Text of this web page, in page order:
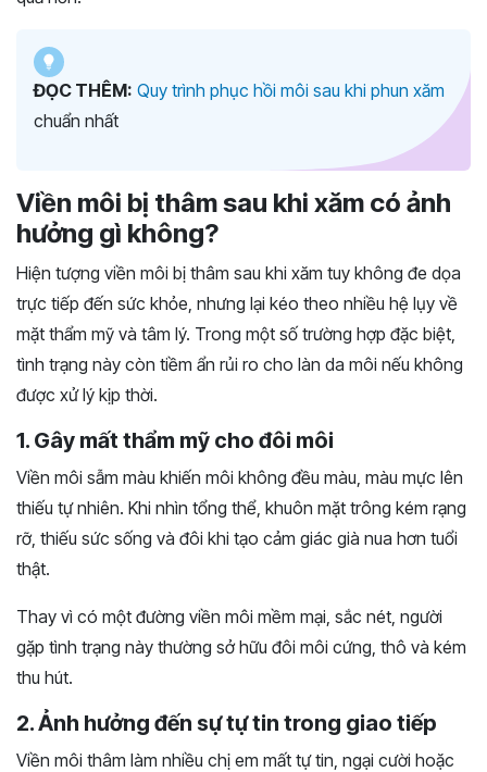
ĐỌC THÊM: Quy trình phục hồi môi sau khi phun xăm
chuẩn nhất
Viền môi bị thâm sau khi xăm có ảnh
hưởng gì không?
Hiện tượng viền môi bị thâm sau khi xăm tuy không đe dọa
trực tiếp đến sức khỏe, nhưng lại kéo theo nhiều hệ lụy về
mặt thẩm mỹ và tâm lý. Trong một số trường hợp đặc biệt,
tình trạng này còn tiềm ẩn rủi ro cho làn da môi nếu không
được xử lý kịp thời.
1. Gây mất thẩm mỹ cho đôi môi
Viền môi sẫm màu khiến môi không đều màu, màu mực lên
thiếu tự nhiên. Khi nhìn tổng thể, khuôn mặt trông kém rạng
rỡ, thiếu sức sống và đôi khi tạo cảm giác già nua hơn tuổi
thật.
Thay vì có một đường viền môi mềm mại, sắc nét, người
gặp tình trạng này thường sở hữu đôi môi cứng, thô và kém
thu hút.
2. Ảnh hưởng đến sự tự tin trong giao tiếp
Viền môi thâm làm nhiều chị em mất tự tin, ngại cười hoặc